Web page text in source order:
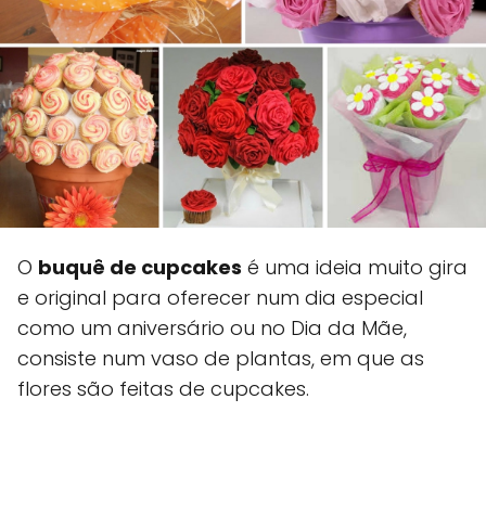
O buquê de cupcakes é uma ideia muito gira
e original para oferecer num dia especial
como um aniversário ou no Dia da Mãe,
consiste num vaso de plantas, em que as
flores são feitas de cupcakes.